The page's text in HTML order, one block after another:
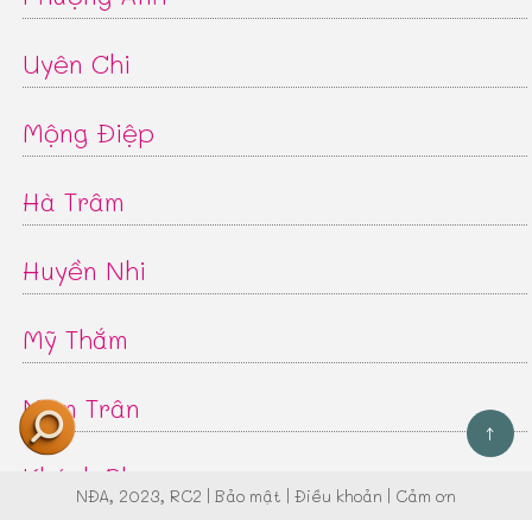
Uyên Chi
Mộng Điệp
Hà Trâm
Huyền Nhi
Mỹ Thắm
Nam Trân
Khánh Phượng
↑
NĐA, 2023, RC2 | Bảo mật | Điều khoản | Cảm ơn